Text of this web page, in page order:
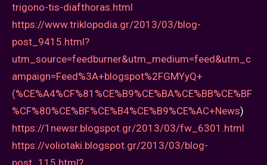
trigono-tis-diafthoras.html
https://www.triklopodia.gr/2013/03/blog-
post_9415.html?
utm_source=feedburner&utm_medium=feed&utm_c
ampaign=Feed%3A+blogspot%2FGMYyQ+
(%CE%A4%CF%81%CE%B9%CE%BA%CE%BB%CE%BF
%CF%80%CE%BF%CE%B4%CE%B9%CE%AC+News)
https://1newsr.blogspot.gr/2013/03/fw_6301.html
https://voliotaki.blogspot.gr/2013/03/blog-
post_115.html?